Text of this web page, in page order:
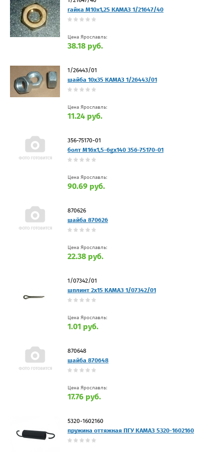
гайка М10х1,25 КАМАЗ 1/21647/40
Цена Ярославль:
38.18 руб.
1/26443/01
шайба 10х35 КАМАЗ 1/26443/01
Цена Ярославль:
11.24 руб.
356-75170-01
болт М16х1,5-6gx140 356-75170-01
Цена Ярославль:
90.69 руб.
870626
шайба 870626
Цена Ярославль:
22.38 руб.
1/07342/01
шплинт 2х15 КАМАЗ 1/07342/01
Цена Ярославль:
1.01 руб.
870648
шайба 870648
Цена Ярославль:
17.76 руб.
5320-1602160
пружина оттяжная ПГУ КАМАЗ 5320-1602160